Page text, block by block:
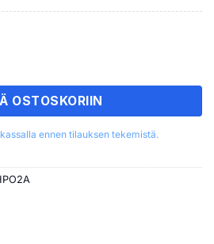
OSTOSKORIIN
ennen tilauksen tekemistä.